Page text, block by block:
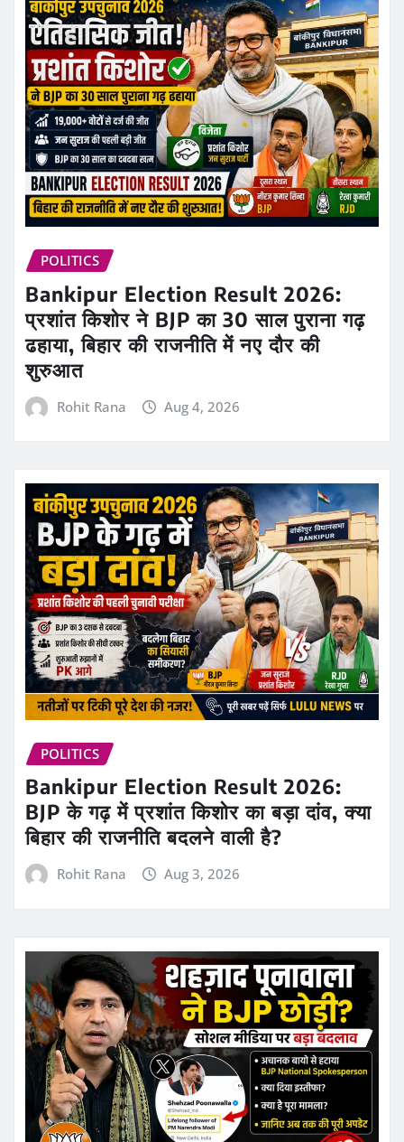
POLITICS
Bankipur Election Result 2026:
प्रशांत किशोर ने BJP का 30 साल पुराना गढ़
ढहाया, बिहार की राजनीति में नए दौर की
शुरुआत
Rohit Rana Aug 4, 2026
POLITICS
Bankipur Election Result 2026:
BJP के गढ़ में प्रशांत किशोर का बड़ा दांव, क्या
बिहार की राजनीति बदलने वाली है?
Rohit Rana Aug 3, 2026